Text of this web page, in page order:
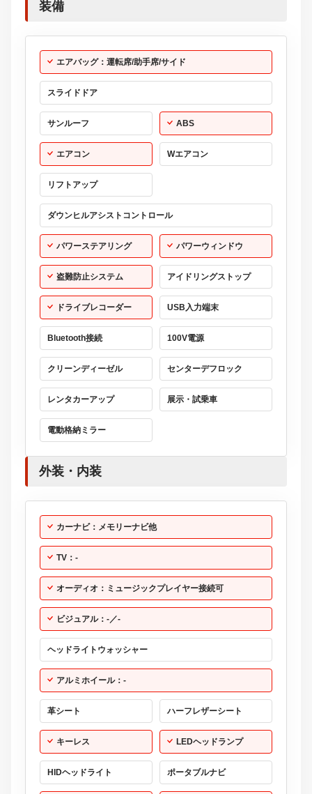
装備
エアバッグ：運転席/助手席/サイド
スライドドア
サンルーフ ABS
エアコン Wエアコン
リフトアップ
ダウンヒルアシストコントロール
パワーステアリング パワーウィンドウ
盗難防止システム アイドリングストップ
ドライブレコーダー USB入力端末
Bluetooth接続 100V電源
クリーンディーゼル センターデフロック
レンタカーアップ 展示・試乗車
電動格納ミラー
外装・内装
カーナビ：メモリーナビ他
TV：-
オーディオ：ミュージックプレイヤー接続可
ビジュアル：-／-
ヘッドライトウォッシャー
アルミホイール：-
革シート ハーフレザーシート
キーレス LEDヘッドランプ
HIDヘッドライト ポータブルナビ